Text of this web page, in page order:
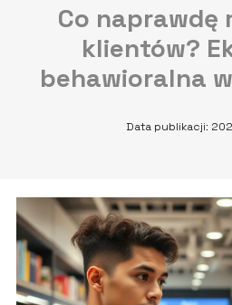
Co naprawdę
klientów?
behawioralna
Data publikacji: